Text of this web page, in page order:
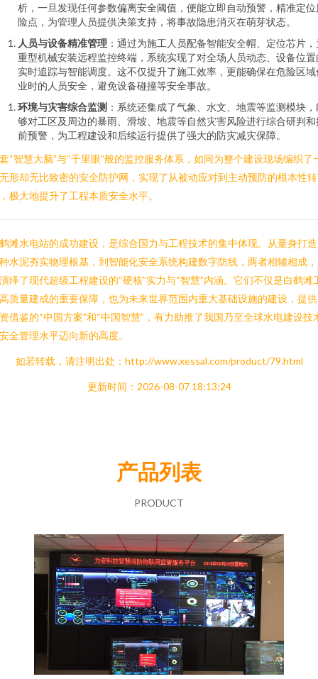
析，一旦发现任何参数偏离安全阈值，便能立即自动预警，精准定位
险点，为管理人员提供决策支持，将事故隐患消灭在萌芽状态。
人员与设备精准管理 ：通过为施工人员配备智能安全帽、定位芯片
重型机械安装远程监控终端，系统实现了对全场人员动态、设备位置
实时追踪与智能调度。这不仅提升了施工效率，更能确保在危险区域
业时的人员安全，避免设备碰撞等安全事故。
环境与灾害综合监测 ：系统还集成了气象、水文、地震等监测模块
够对工区及周边的暴雨、滑坡、地震等自然灾害风险进行综合研判和
前预警，为工程建设和后续运行提供了强大的防灾减灾保障。
“智慧大脑”与“千里眼”般的监控服务体系，如同为整个建设现场编织了
形却无比致密的安全防护网，实现了从被动应对到主动预防的根本性转
极大地提升了工程本质安全水平。
滩水电站的成功建设，是综合国力与工程技术的集中体现。从量身打
水泥夯实物理根基，到智能化安全系统构建数字防线，两者相辅相成
绎了现代超级工程建设的“硬核”实力与“智慧”内涵。它们不仅是白鹤滩
质量建成的重要保障，也为未来世界范围内重大基础设施的建设，提
借鉴的“中国方案”和“中国智慧”，有力助推了我国乃至全球水电建设技
全管理水平迈向新的高度。
如若转载，请注明出处：http://www.xessal.com/product/79.html
更新时间：2026-08-07 18:13:24
产品列表
PRODUCT